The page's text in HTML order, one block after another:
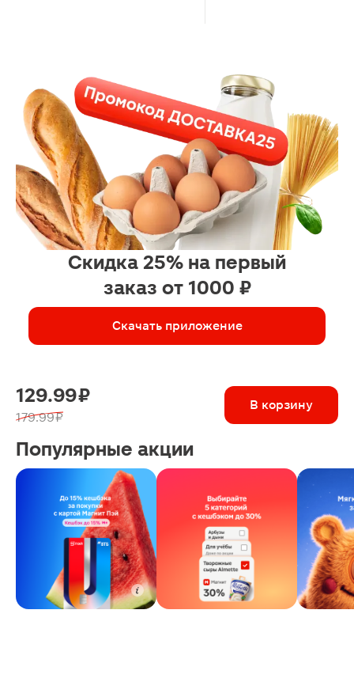
тонюсенькие.
Скидка 25% на первый
заказ от 1000 ₽
Скачать приложение
129.99 ₽
179.99 ₽
В корзину
Популярные акции